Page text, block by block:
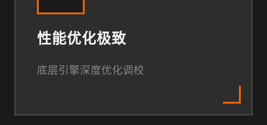
性能优化极致
底层引擎深度优化调校